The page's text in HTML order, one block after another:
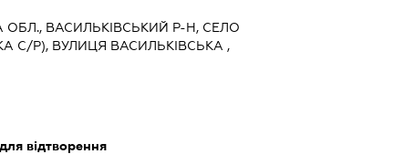
ОБЛ., ВАСИЛЬКІВСЬКИЙ Р-Н, СЕЛО
С/Р), ВУЛИЦЯ ВАСИЛЬКІВСЬКА ,
відтворення